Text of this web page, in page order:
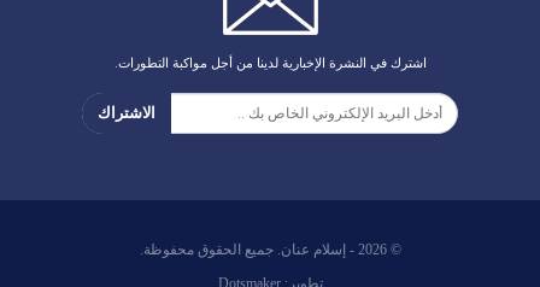
اشترك في النشرة الإخبارية لدينا من أجل مواكبة التطورات.
الاشتراك
© 2026 - إسلام عنان. جميع الحقوق محفوظة.
تطوير:Dotsmaker